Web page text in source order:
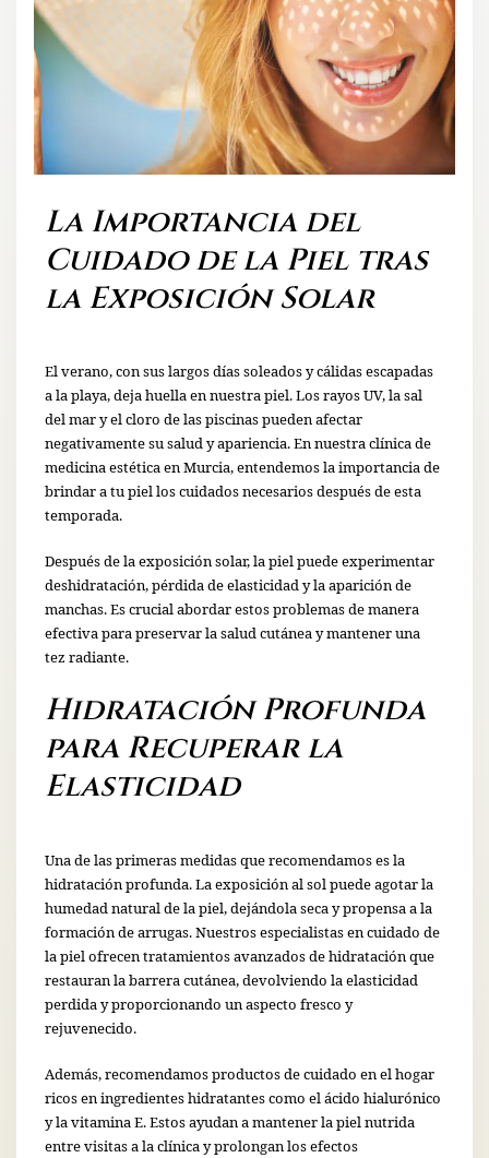
La Importancia del
Cuidado de la Piel tras
la Exposición Solar
El verano, con sus largos días soleados y cálidas escapadas
a la playa, deja huella en nuestra piel. Los rayos UV, la sal
del mar y el cloro de las piscinas pueden afectar
negativamente su salud y apariencia. En nuestra clínica de
medicina estética en Murcia, entendemos la importancia de
brindar a tu piel los cuidados necesarios después de esta
temporada.
Después de la exposición solar, la piel puede experimentar
deshidratación, pérdida de elasticidad y la aparición de
manchas. Es crucial abordar estos problemas de manera
efectiva para preservar la salud cutánea y mantener una
tez radiante.
Hidratación Profunda
para Recuperar la
Elasticidad
Una de las primeras medidas que recomendamos es la
hidratación profunda. La exposición al sol puede agotar la
humedad natural de la piel, dejándola seca y propensa a la
formación de arrugas. Nuestros especialistas en cuidado de
la piel ofrecen tratamientos avanzados de hidratación que
restauran la barrera cutánea, devolviendo la elasticidad
perdida y proporcionando un aspecto fresco y
rejuvenecido.
Además, recomendamos productos de cuidado en el hogar
ricos en ingredientes hidratantes como el ácido hialurónico
y la vitamina E. Estos ayudan a mantener la piel nutrida
entre visitas a la clínica y prolongan los efectos